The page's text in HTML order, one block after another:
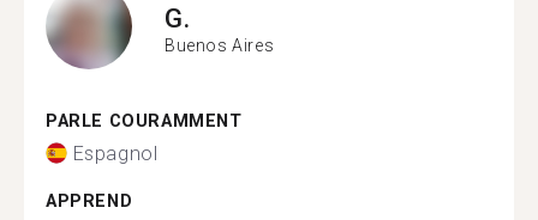
G.
Buenos Aires
PARLE COURAMMENT
Espagnol
APPREND